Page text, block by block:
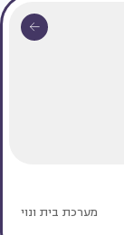
מערכת בית ונוי